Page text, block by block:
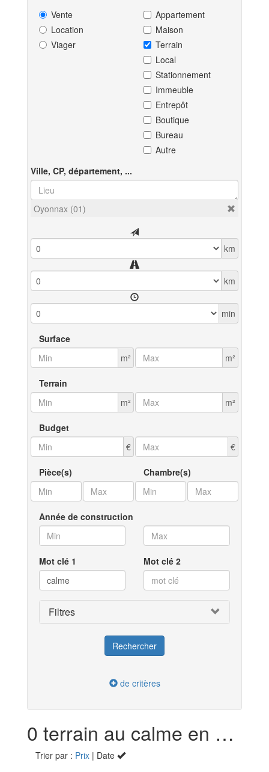
Vente
Location
Viager
Appartement
Maison
Terrain
Local
Stationnement
Immeuble
Entrepôt
Boutique
Bureau
Autre
Ville, CP, département, ...
Oyonnax (01)
km
km
min
Surface
m²
m²
Terrain
m²
m²
Budget
€
€
Pièce(s) Chambre(s)
Année de construction
Mot clé 1 Mot clé 2
Filtres
de critères
0 terrain au calme en vente à Oyonnax (01)
Trier par : Prix | Date